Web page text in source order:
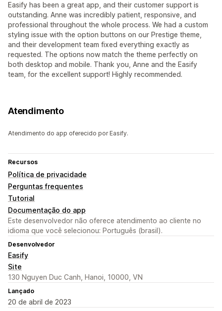
Easify has been a great app, and their customer support is
outstanding. Anne was incredibly patient, responsive, and
professional throughout the whole process. We had a custom
styling issue with the option buttons on our Prestige theme,
and their development team fixed everything exactly as
requested. The options now match the theme perfectly on
both desktop and mobile. Thank you, Anne and the Easify
team, for the excellent support! Highly recommended.
Atendimento
Atendimento do app oferecido por Easify.
Recursos
Política de privacidade
Perguntas frequentes
Tutorial
Documentação do app
Este desenvolvedor não oferece atendimento ao cliente no
idioma que você selecionou: Português (brasil).
Desenvolvedor
Easify
Site
130 Nguyen Duc Canh, Hanoi, 10000, VN
Lançado
20 de abril de 2023